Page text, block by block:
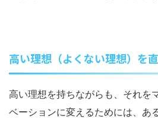
高い理想（よくない理想）を
高い理想を持ちながらも、それを
ベーションに変えるためには、あ